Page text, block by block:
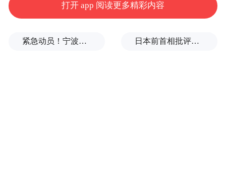
打开 app 阅读更多精彩内容
紧急动员！宁波、温州、金华、舟山、台州、丽水等市市长，发表电视讲话 日本前首相批评高市在处理中美关系上缺乏战略